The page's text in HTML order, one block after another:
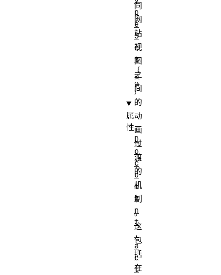
同
网
站
视
图
之
间
的
动
画
过
渡
的
机
制
。
这
包
括
在
p
e
S
e
t
属
性
D
o
c
u
m
e
n
t
.
a
c
t